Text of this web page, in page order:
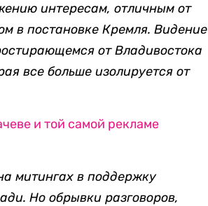
интересам, отличным от
в постановке Кремля. Видение
от Владивостока
все больше изолируется от
и той самой рекламе
митингах в поддержку
Но обрывки разговоров,